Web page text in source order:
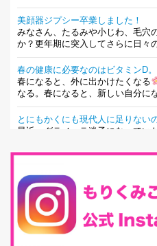
美顔器ジプシー卒業しました！
みなさん、たるみや小じわ、毛穴
か？更年期に突入してさらに日々
春の健康に必要なのはビタミンD
春になると、外に出かけたくなる
なる。春になると、新しい自分に
とにもかくにも現代人に足りない
最近、グラノーラ迷子になってい
腸内環境を整えることは、健康維
は思っています。 ヒトの免...
iHerb特大セール終了間近！みんな
最近お風呂上がりの炭酸水をシリ